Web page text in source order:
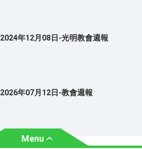
2024年12月08日-光明教會週報
2026年07月12日-教會週報
Menu